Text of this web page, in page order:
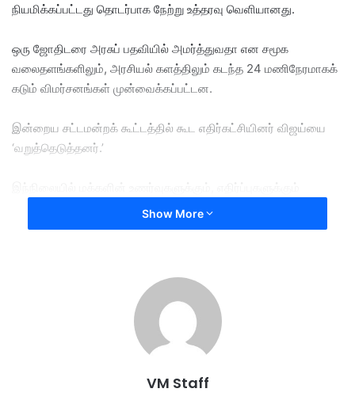
நியமிக்கப்பட்டது தொடர்பாக நேற்று உத்தரவு வெளியானது.
ஒரு ஜோதிடரை அரசுப் பதவியில் அமர்த்துவதா என சமூக
வலைதளங்களிலும், அரசியல் களத்திலும் கடந்த 24 மணிநேரமாகக்
கடும் விமர்சனங்கள் முன்வைக்கப்பட்டன.
இன்றைய சட்டமன்றக் கூட்டத்தில் கூட எதிர்கட்சியினர் விஜய்யை
‘வறுத்தெடுத்தனர்.’
மதிப்பளிக்கும் வகையில், அந்த நியமன உத்தரவை இரத்துச்
செய்வதாக முதலமைச்சர் விஜய் தற்போது அதிரடியாக
இதற்கான புதிய அரசாணையைத் தமிழக அரசின் தலைமைச்
செயலாளர் இன்று வெளியிட்டுள்ளார்.
​பகுத்தறிவுப் பாதையில் பயணிக்க வேண்டிய அரசு நிர்வாகத்தில்
கருத்துக்குப் பணிந்து, இந்த முடிவை தவெக அரசு எடுத்துள்ளதாகத்
Show More
VM Staff